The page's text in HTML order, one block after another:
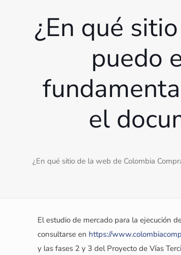
¿En qué
puedo
el
¿En qué sitio de la web de Colombia
El estudio de mercado para la ejecución
consultarse en https://
y las fases 2 y 3 del Proyecto de Vías